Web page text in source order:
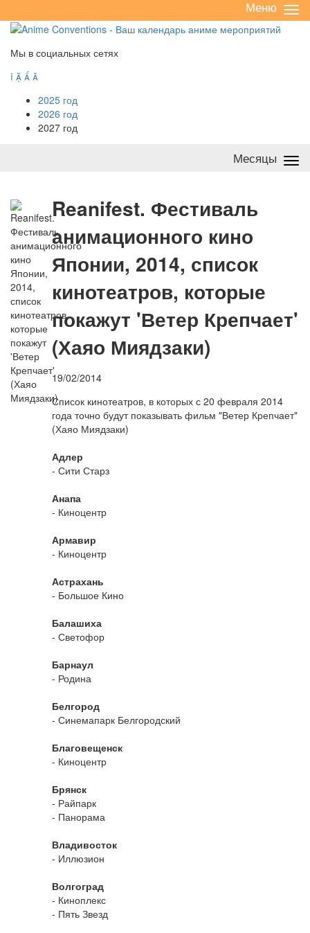
/
Меню
Мы в социальных сетях
   
2025 год
2026 год
2027 год
Месяцы
Reanifest. Фестиваль
анимационного кино
Японии, 2014, список
кинотеатров, которые
покажут 'Ветер Крепчает'
(Хаяо Миядзаки)
19/02/2014
Список кинотеатров, в которых с 20 февраля 2014
года точно будут показывать фильм "Ветер Крепчает"
(Хаяо Миядзаки)
Адлер
- Сити Старз
Анапа
- Киноцентр
Армавир
- Киноцентр
Астрахань
- Большое Кино
Балашиха
- Светофор
Барнаул
- Родина
Белгород
- Синемапарк Белгородский
Благовещенск
- Киноцентр
Брянск
- Райпарк
- Панорама
Владивосток
- Иллюзион
Волгоград
- Киноплекс
- Пять Звезд